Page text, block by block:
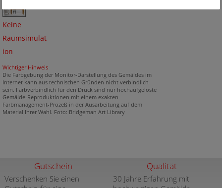
Keine
Raumsimulat
ion
Wichtiger Hinweis
Die Farbgebung der Monitor-Darstellung des Gemäldes im
Internet kann aus technischen Gründen nicht verbindlich
sein. Farbverbindlich für den Druck sind nur hochaufgelöste
Gemälde-Reproduktionen mit einem exakten
Farbmanagement-Prozeß in der Ausarbeitung auf dem
Material Ihrer Wahl. Foto: Bridgeman Art Library
Gutschein
Verschenken Sie einen
Qualität
30 Jahre Erfahrung mit